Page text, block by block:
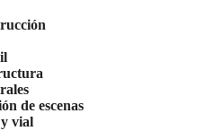
de escenas
vial